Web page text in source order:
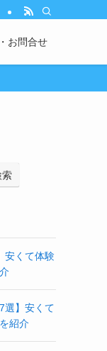
お問合せ
索
安くて体験
選】安くて
紹介